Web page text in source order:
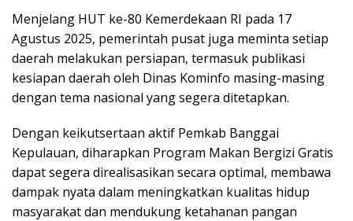
Menjelang HUT ke-80 Kemerdekaan RI pada 17
Agustus 2025, pemerintah pusat juga meminta setiap
daerah melakukan persiapan, termasuk publikasi
kesiapan daerah oleh Dinas Kominfo masing-masing
dengan tema nasional yang segera ditetapkan.
Dengan keikutsertaan aktif Pemkab Banggai
Kepulauan, diharapkan Program Makan Bergizi Gratis
dapat segera direalisasikan secara optimal, membawa
dampak nyata dalam meningkatkan kualitas hidup
masyarakat dan mendukung ketahanan pangan